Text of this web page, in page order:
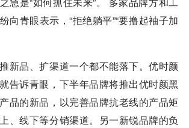
向青眼表示，“拒绝躺平”“要撸起袖子加
新品、扩渠道一个都不能落下。优时颜
告诉青眼，下半年品牌将推出优时颜黑
品的新品，以完善品牌抗老线的产品矩
、线下等分销渠道。另一新锐品牌的负